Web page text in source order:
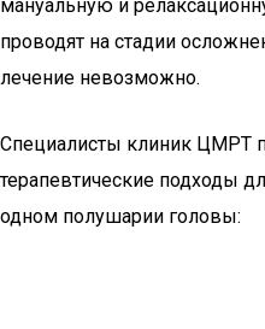
мануальную и
проводят на стадии
лечение невозможно.
Специалисты клиник ЦМРТ
терапевтические подходы
одном полушарии головы: